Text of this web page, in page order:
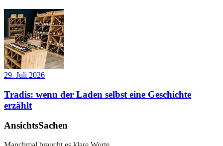
29. Juli 2026
Tradis: wenn der Laden selbst eine Geschichte
erzählt
AnsichtsSachen